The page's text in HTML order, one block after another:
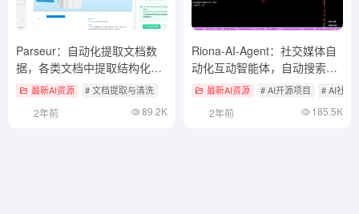
Parseur：自动化提取文档数
据，各类文档中提取结构化文
本 最新AI资源 # 文档提取与清洗
2年前 89.2K
Riona-AI-Agent：社交媒体自
动化互动智能体，自动搜索、
点赞、留言
最新AI资源 # AI开源项目 # AI社交
2年前 185.5K